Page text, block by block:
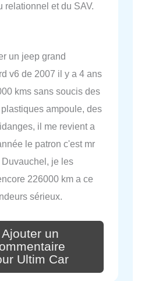
relationnel et du SAV.
un jeep grand
v6 de 2007 il y a 4 ans
kms sans soucis des
ampoule, des
il me revient a
le patron c'est mr
je les
226000 km a ce
sérieux.
Ajouter un
Ultim Car